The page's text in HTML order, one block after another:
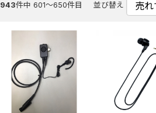
943件中 601〜650件目 並び替え